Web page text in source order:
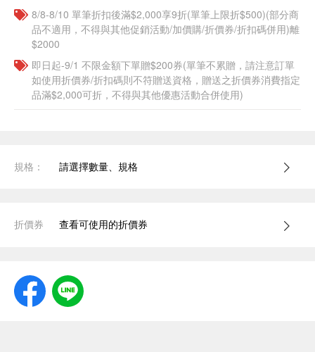
8/8-8/10 單筆折扣後滿$2,000享9折(單筆上限折$500)(部分商
品不適用，不得與其他促銷活動/加價購/折價券/折扣碼併用)離
$2000
即日起-9/1 不限金額下單贈$200券(單筆不累贈，請注意訂單
如使用折價券/折扣碼則不符贈送資格，贈送之折價券消費指定
品滿$2,000可折，不得與其他優惠活動合併使用)
規格： 請選擇數量、規格
折價券 查看可使用的折價券